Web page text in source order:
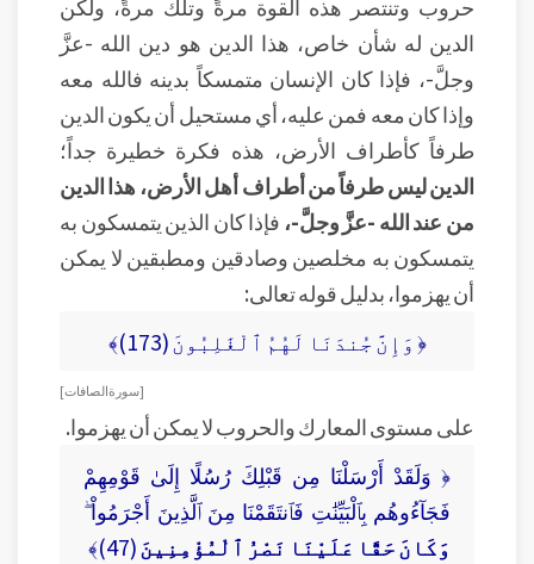
حروب وتنتصر هذه القوة مرةً وتلك مرةً، ولكن
الدين له شأن خاص، هذا الدين هو دين الله -عزَّ
وجلَّ-، فإذا كان الإنسان متمسكاً بدينه فالله معه
وإذا كان معه فمن عليه، أي مستحيل أن يكون الدين
طرفاً كأطراف الأرض، هذه فكرة خطيرة جداً؛
الدين ليس طرفاً من أطراف أهل الأرض، هذا الدين
من عند الله -عزَّ وجلَّ-، فإذا كان الذين يتمسكون به
يتمسكون به مخلصين وصادقين ومطبقين لا يمكن
أن يهزموا، بدليل قوله تعالى:
﴿ وَإِنَّ جُندَنَا لَهُمُ ٱلْغَٰلِبُونَ (173)﴾
[ سورة الصافات ]
على مستوى المعارك والحروب لا يمكن أن يهزموا.
﴿ وَلَقَدْ أَرْسَلْنَا مِن قَبْلِكَ رُسُلًا إِلَىٰ قَوْمِهِمْ
فَجَآءُوهُم بِٱلْبَيِّنَٰتِ فَٱنتَقَمْنَا مِنَ ٱلَّذِينَ أَجْرَمُواْ ۖ
وَكَانَ حَقًّا عَلَيْنَا نَصْرُ ٱلْمُؤْمِنِينَ(47)﴾